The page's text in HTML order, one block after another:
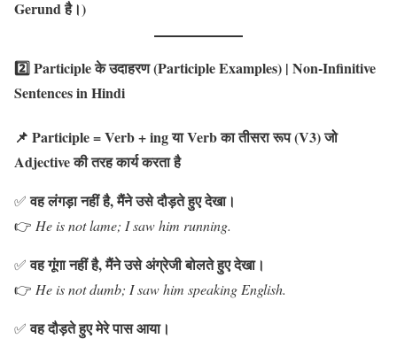
Gerund है।)
2️⃣ Participle के उदाहरण (Participle Examples) | Non-Infinitive
Sentences in Hindi
📌 Participle = Verb + ing या Verb का तीसरा रूप (V3) जो
Adjective की तरह कार्य करता है
✅वह लंगड़ा नहीं है, मैंने उसे दौड़ते हुए देखा।
👉 He is not lame; I saw him running.
✅वह गूंगा नहीं है, मैंने उसे अंग्रेजी बोलते हुए देखा।
👉 He is not dumb; I saw him speaking English.
✅वह दौड़ते हुए मेरे पास आया।